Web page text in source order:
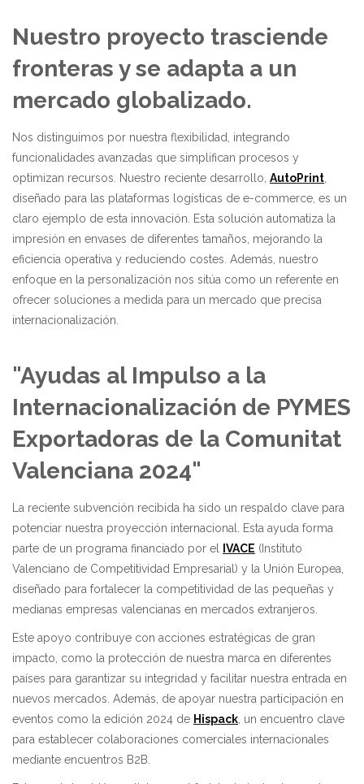
Nuestro proyecto trasciende
fronteras y se adapta a un
mercado globalizado.
Nos distinguimos por nuestra flexibilidad, integrando
funcionalidades avanzadas que simplifican procesos y
optimizan recursos. Nuestro reciente desarrollo, AutoPrint
diseñado para las plataformas logísticas de e-commerce, es un
claro ejemplo de esta innovación. Esta solución automatiza la
impresión en envases de diferentes tamaños, mejorando la
eficiencia operativa y reduciendo costes. Además, nuestro
enfoque en la personalización nos sitúa como un referente en
ofrecer soluciones a medida para un mercado que precisa
internacionalización.
"Ayudas al Impulso a la
Internacionalización de PYMES
Exportadoras de la Comunitat
Valenciana 2024"
La reciente subvención recibida ha sido un respaldo clave para
potenciar nuestra proyección internacional. Esta ayuda forma
parte de un programa financiado por el IVACE (Instituto
Valenciano de Competitividad Empresarial) y la Unión Europea,
diseñado para fortalecer la competitividad de las pequeñas y
medianas empresas valencianas en mercados extranjeros.
Este apoyo contribuye con acciones estratégicas de gran
impacto, como la protección de nuestra marca en diferentes
países para garantizar su integridad y facilitar nuestra entrada en
nuevos mercados. Además, de apoyar nuestra participación en
eventos como la edición 2024 de Hispack, un encuentro clave
para establecer colaboraciones comerciales internacionales
mediante encuentros B2B.